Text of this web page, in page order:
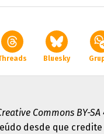
Bluesky
Commons BY-SA
desde que